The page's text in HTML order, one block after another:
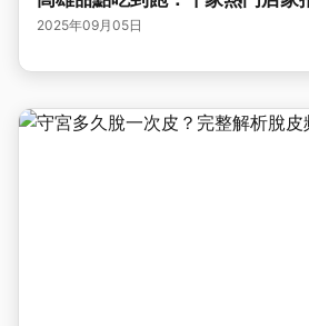
2025年09月05日